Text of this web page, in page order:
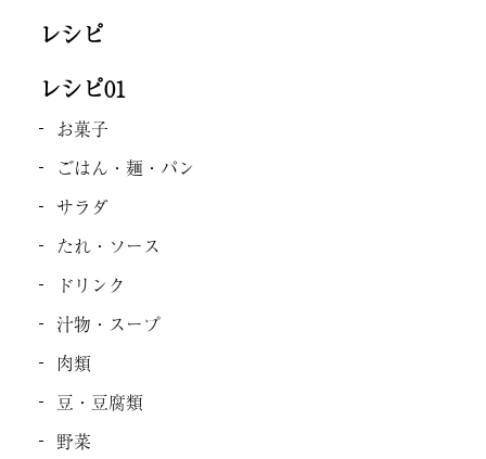
レシピ
レシピ01
お菓子
ごはん・麺・パン
サラダ
たれ・ソース
ドリンク
汁物・スープ
肉類
豆・豆腐類
野菜